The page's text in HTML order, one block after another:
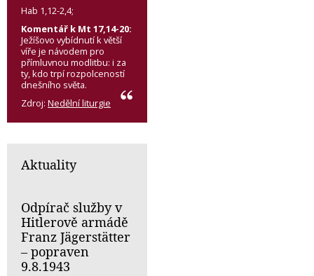
Hab 1,12-2,4;
Komentář k Mt 17,14-20:
Ježíšovo vybídnutí k větší
víře je návodem pro
přímluvnou modlitbu: i za
ty, kdo trpí rozpolceností
dnešního světa.
Zdroj: Nedělní liturgie
Aktuality
Odpírač služby v
Hitlerově armádě
Franz Jägerstätter
– popraven
9.8.1943